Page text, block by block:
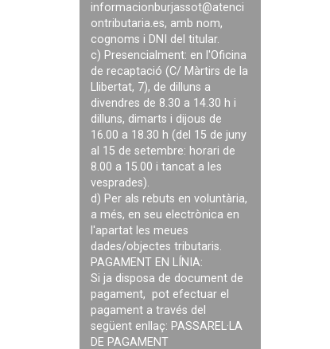
informacionburjassot@atenci
ontributaria.es, amb nom,
cognoms i DNI del titular.
c) Presencialment: en l'Oficina
de recaptació (C/ Màrtirs de la
Llibertat, 7), de dilluns a
divendres de 8.30 a 14.30 h i
dilluns, dimarts i dijous de
16.00 a 18.30 h (del 15 de juny
al 15 de setembre: horari de
8.00 a 15.00 i tancat a les
vesprades).
d) Per als rebuts en voluntària,
a més, en seu electrònica en
l'apartat les meues
dades/objectes tributaris.
PAGAMENT EN LÍNIA:
Si ja disposa de document de
pagament, pot efectuar el
pagament a través del
següent enllaç: PASSAREL·LA
DE PAGAMENT